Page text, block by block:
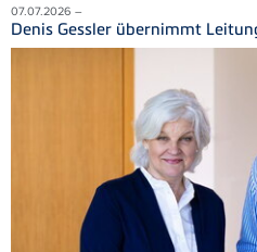
07.07.2026 –
Denis Gessler übernimmt